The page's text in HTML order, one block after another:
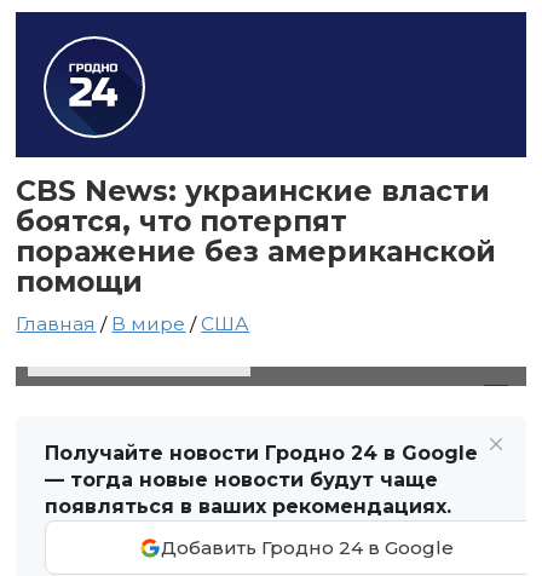
CBS News: украинские власти
боятся, что потерпят
поражение без американской
помощи
Главная / В мире /США
Получайте новости Гродно 24 в Google
— тогда новые новости будут чаще
появляться в ваших рекомендациях.
Добавить Гродно 24 в Google